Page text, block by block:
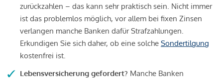
zurückzahlen – das kann sehr praktisch sein. Nicht immer
ist das problemlos möglich, vor allem bei fixen Zinsen
verlangen manche Banken dafür Strafzahlungen.
Erkundigen Sie sich daher, ob eine solche Sondertilgung
kostenfrei ist.
Lebensversicherung gefordert? Manche Banken